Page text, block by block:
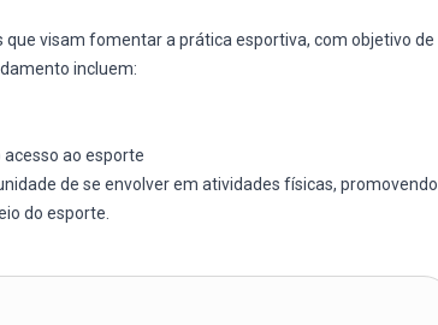
visam fomentar a prática esportiva, com objetivo de
incluem:
ao esporte
de se envolver em atividades físicas, promovendo
do esporte.